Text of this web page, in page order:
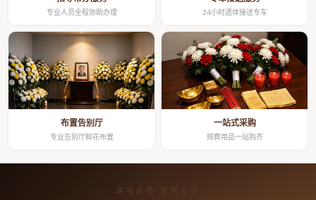
专业人员全程协助办理 24小时遗体接送专车
布置告别厅
专业告别厅鲜花布置
一站式采购
殡葬用品一站购齐
高端品质 按需定制